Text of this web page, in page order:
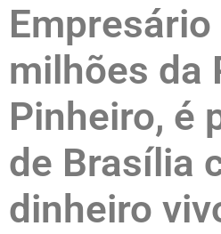
milhões da
Pinheiro, é
de Brasília
dinheiro